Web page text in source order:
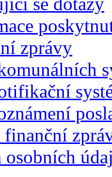
zprávy
osobních